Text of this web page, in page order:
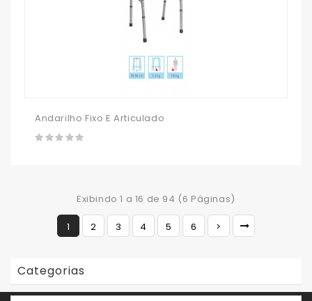
Andarilho Fixo E Articulado
Exibindo 1 a 16 de 94 (6 Páginas)
1 2 3 4 5 6 >
Categorias